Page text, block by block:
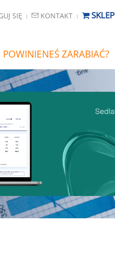
SIĘ KONTAKT SKLEP
POWINIENEŚ ZARABIAĆ?